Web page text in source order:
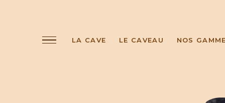
LA CAVE LE CAVEAU NOS